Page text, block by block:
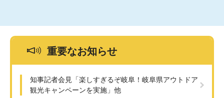
重要なお知らせ
知事記者会見「楽しすぎるぞ岐阜！岐阜県アウトドア
観光キャンペーンを実施」他